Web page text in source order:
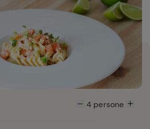
4persone